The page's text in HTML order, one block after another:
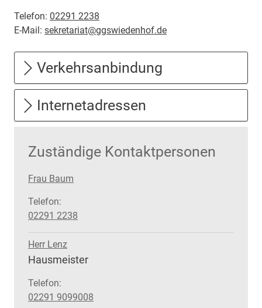
Telefon: 02291 2238
E-Mail: sekretariat@ggswiedenhof.de
Verkehrsanbindung
Internetadressen
Zuständige Kontaktpersonen
Frau Baum
Telefon:
02291 2238
Herr Lenz
Position:
Hausmeister
Telefon:
02291 9099008